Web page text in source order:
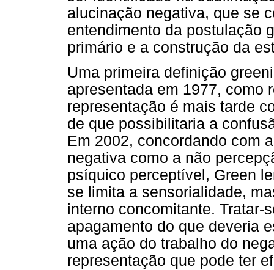
alucinação negativa, que se
entendimento da postulação
primário e a construção da
Uma primeira definição
apresentada em 1977, como
representação é mais tarde
de que possibilitaria a
Em 2002, concordando com
negativa como a não
psíquico perceptível, Green
se limita a sensorialidade,
interno concomitante. Tratar-
apagamento do que deveria
uma ação do trabalho do
representação que pode ter